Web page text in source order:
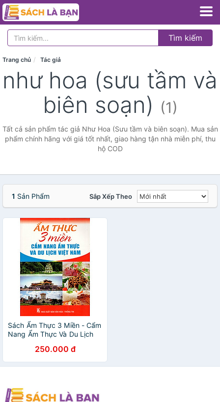
Tìm kiếm
Trang chủ Tác giả
như hoa (sưu tầm và
biên soạn) (1)
Tất cả sản phẩm tác giả Như Hoa (Sưu tầm và biên soạn). Mua sản
phẩm chính hãng với giá tốt nhất, giao hàng tận nhà miễn phí, thu
hộ COD
1 Sản Phẩm Sắp Xếp Theo
Sách Ẩm Thực 3 Miền - Cẩm
Nang Ẩm Thực Và Du Lịch
250.000 đ